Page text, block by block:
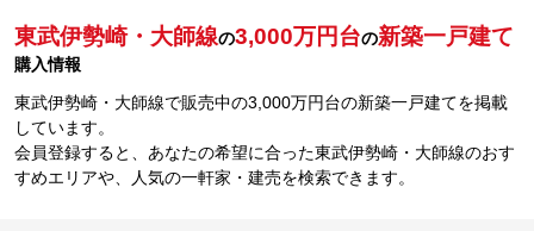
東武伊勢崎・大師線の3,000万円台の新築一戸建て
購入情報
東武伊勢崎・大師線で販売中の3,000万円台の新築一戸建てを掲載
しています。
会員登録すると、あなたの希望に合った東武伊勢崎・大師線のおす
すめエリアや、人気の一軒家・建売を検索できます。